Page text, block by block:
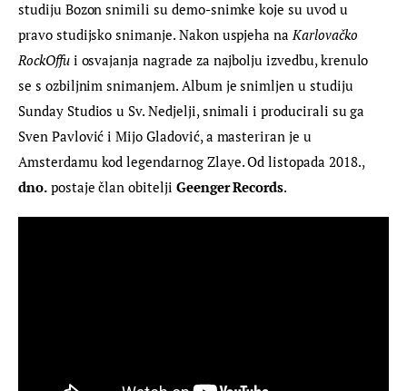
studiju Bozon snimili su demo-snimke koje su uvod u
pravo studijsko snimanje. Nakon uspjeha na Karlovačko
RockOffu i osvajanja nagrade za najbolju izvedbu, krenulo
se s ozbiljnim snimanjem. Album je snimljen u studiju
Sunday Studios u Sv. Nedjelji, snimali i producirali su ga
Sven Pavlović i Mijo Gladović, a masteriran je u
Amsterdamu kod legendarnog Zlaye. Od listopada 2018.,
dno. postaje član obitelji Geenger Records.